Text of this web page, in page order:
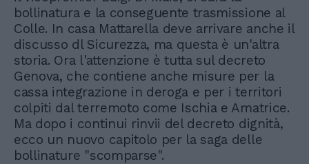
bollinatura e la conseguente trasmissione al
Colle. In casa Mattarella deve arrivare anche il
discusso dl Sicurezza, ma questa è un'altra
storia. Ora l'attenzione è tutta sul decreto
Genova, che contiene anche misure per la
cassa integrazione in deroga e per i territori
colpiti dal terremoto come Ischia e Amatrice.
Ma dopo i continui rinvii del decreto dignità,
ecco un nuovo capitolo per la saga delle
bollinature "scomparse".